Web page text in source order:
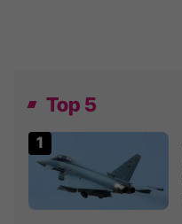
Top 5